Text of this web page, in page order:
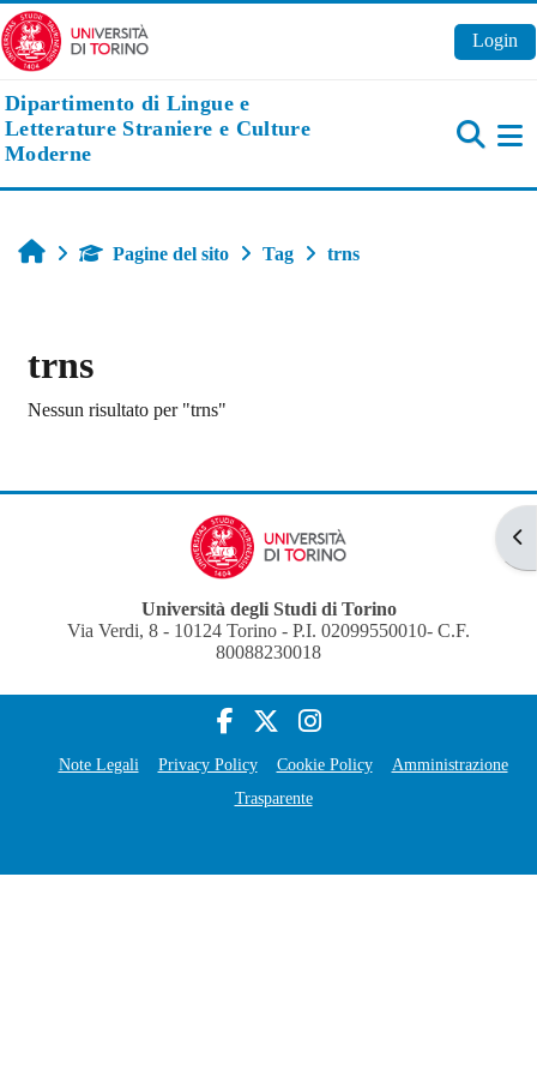
Vai al contenuto principale
Login
Dipartimento di Lingue e
Letterature Straniere e Culture
Moderne
HomePagine del sito Tag trns
trns
Nessun risultato per "trns"
Università degli Studi di Torino
Via Verdi, 8 - 10124 Torino - P.I. 02099550010- C.F.
80088230018
Note Legali Privacy Policy Cookie Policy
Amministrazione
Trasparente